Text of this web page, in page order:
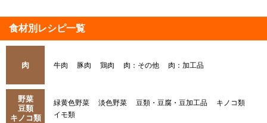
食材別レシピ一覧
肉 牛肉 豚肉 鶏肉 肉：その他 肉：加工品
野菜
豆類
キノコ類
緑黄色野菜 淡色野菜 豆類・豆腐・豆加工品
キノコ類
イモ類